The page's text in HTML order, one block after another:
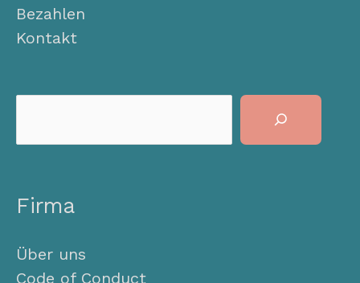
Bezahlen
Kontakt
Firma
Über uns
Code of Conduct